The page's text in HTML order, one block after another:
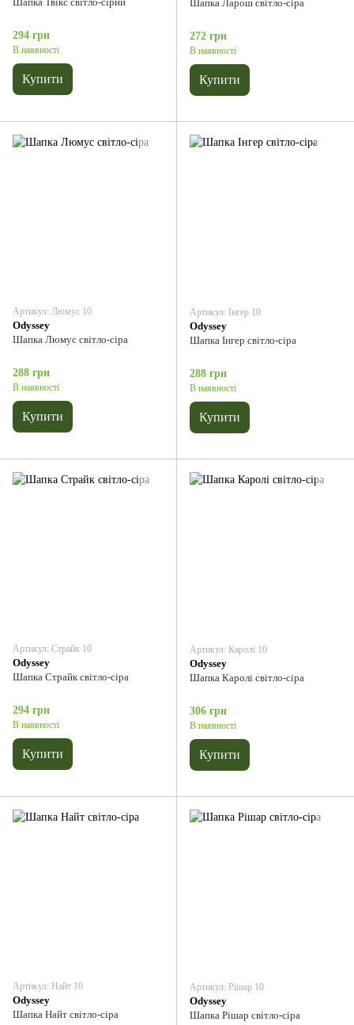
294 грн
В наявності
Купити
Шапка Ларош світло-сіра
272 грн
В наявності
Купити
Артикул: Люмус 10
Odyssey
Шапка Люмус світло-сіра
288 грн
В наявності
Купити
Артикул: Інгер 10
Odyssey
Шапка Інгер світло-сіра
288 грн
В наявності
Купити
Артикул: Страйк 10
Odyssey
Шапка Страйк світло-сіра
294 грн
В наявності
Купити
Артикул: Каролі 10
Odyssey
Шапка Каролі світло-сіра
306 грн
В наявності
Купити
Артикул: Найт 10
Odyssey
Шапка Найт світло-сіра
Артикул: Рішар 10
Odyssey
Шапка Рішар світло-сіра